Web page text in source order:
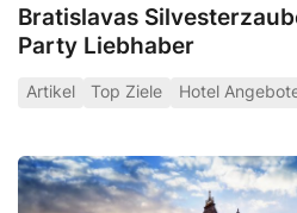
Bratislavas
Party Liebhaber
Artikel Top Ziele Hotel